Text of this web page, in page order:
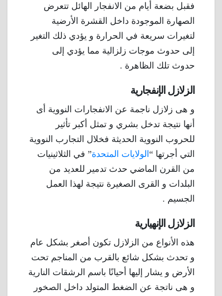
فقبل بضعة أيام من الانفجار الهائل تتعرض
الصهارة الموجودة داخل القشرة الأرضية
لتغيرات سريعة في الحرارة و يؤدي ذلك التغير
إلى حدوث موجات زلزالية مما يؤدي إلى
حدوث تلك الظاهرة .
الزلازل الإنفجارية
و هى زلازل ناجمة عن الانفجارات النووية أى
أنها نتيجة تدخل بشري و تمثل أكبر تأثير
للحروب النووية الحديثة فخلال التجارب النووية
التي أجرتها “الولايات المتحدة” في الثلاثينيات
من القرن الماضي حدث تدمير للعديد من
البلدات و القرى الصغيرة نتيجة لهذا العمل
الجسيم .
الزلازل الإنهيارية
هذه الأنواع من الزلازل تكون أصغر بشكل عام
و تحدث بشكل شائع بالقرب من المناجم تحت
الأرض و يشار إليها أحيانًا باسم الرشقات النارية
و هى ناتجة عن الضغط المتولد داخل الصخور